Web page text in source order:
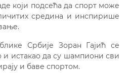
који подсећа да спорт може
средина и инспирише
Србије Зоран Гајић се
истакао да су шампиони сви
и баве спортом.